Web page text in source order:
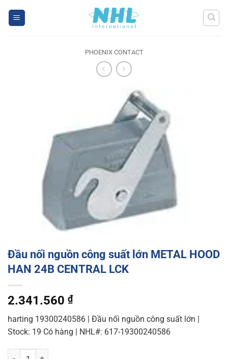
PHOENIX CONTACT
Đầu nối nguồn công suất lớn METAL HOOD
HAN 24B CENTRAL LCK
2.341.560 ₫
harting 19300240586 | Đầu nối nguồn công suất lớn |
Stock: 19 Có hàng | NHL#: 617-19300240586
Đầu nối nguồn công suất lớn METAL HOOD HAN 24B CENTRAL LCK